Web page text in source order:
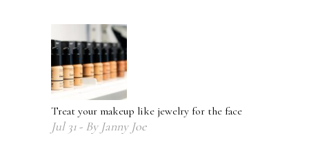
Treat your makeup like jewelry for the face
Jul 31 By Janny Joe